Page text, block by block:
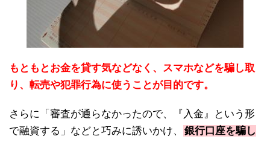
もともとお金を貸す気などなく、スマホなどを騙し取
り、転売や犯罪行為に使うことが目的です。
さらに「審査が通らなかったので、『入金』という形
で融資する」などと巧みに誘いかけ、
銀行口座を騙し